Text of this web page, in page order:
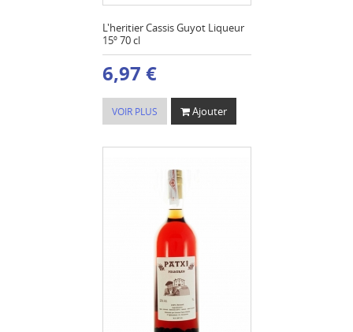
L'heritier Cassis Guyot Liqueur
15º 70 cl
6,97 €
VOIR PLUS Ajouter